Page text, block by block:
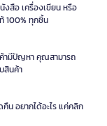
งสือ เครื่องเขียน หรือ
100% ทุกชิ้น
ค้ามีปัญหา คุณสามารถ
สินค้า
น อยากได้อะไร แค่คลิก